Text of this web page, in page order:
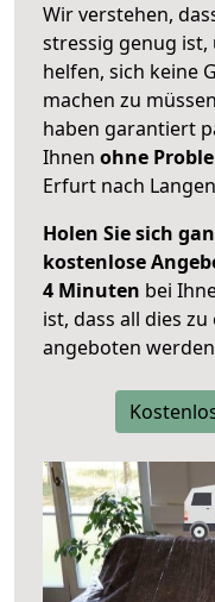
Wir verstehen,
stressig genug
helfen, sich keine
machen zu
haben garantiert
Ihnen ohne
Erfurt nach
Holen Sie sich
kostenlose
4 Minuten bei
ist, dass all dies
angeboten